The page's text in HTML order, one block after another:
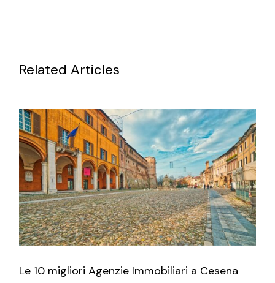
Related Articles
Le 10 migliori Agenzie Immobiliari a Cesena